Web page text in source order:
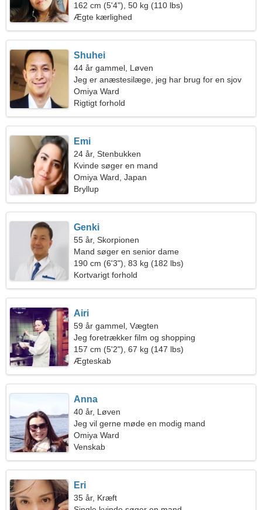
162 cm (5'4"), 50 kg (110 lbs)
Ægte kærlighed
Shuhei
44 år gammel, Løven
Jeg er anæstesilæge, jeg har brug for en sjov
kvinde
Omiya Ward
Rigtigt forhold
Emi
24 år, Stenbukken
Kvinde søger en mand
Omiya Ward, Japan
Bryllup
Genki
55 år, Skorpionen
Mand søger en senior dame
190 cm (6'3"), 83 kg (182 lbs)
Kortvarigt forhold
Airi
59 år gammel, Vægten
Jeg foretrækker film og shopping
157 cm (5'2"), 67 kg (147 lbs)
Ægteskab
Anna
40 år, Løven
Jeg vil gerne møde en modig mand
Omiya Ward
Venskab
Eri
35 år, Kræft